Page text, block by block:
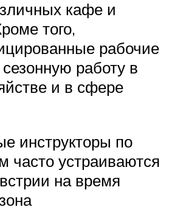
кафе и
того,
рабочие
работу в
и в сфере
инструкторы по
часто устраиваются
на время